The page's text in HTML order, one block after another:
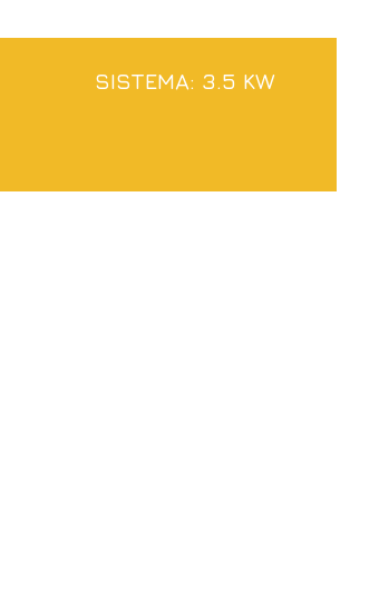
SISTEMA: 3.5 KW